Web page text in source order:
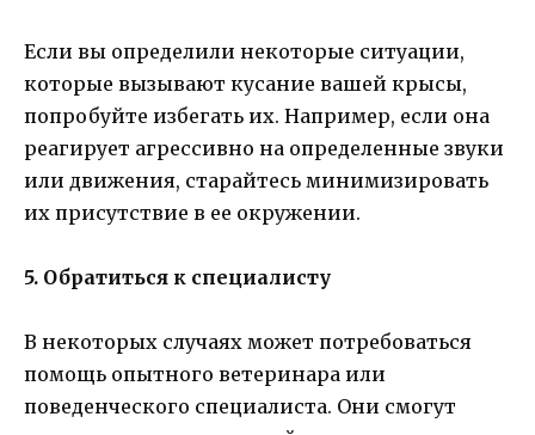
Если вы определили некоторые ситуации,
которые вызывают кусание вашей крысы,
попробуйте избегать их. Например, если она
реагирует агрессивно на определенные звуки
или движения, старайтесь минимизировать
их присутствие в ее окружении.
5. Обратиться к специалисту
В некоторых случаях может потребоваться
помощь опытного ветеринара или
поведенческого специалиста. Они смогут